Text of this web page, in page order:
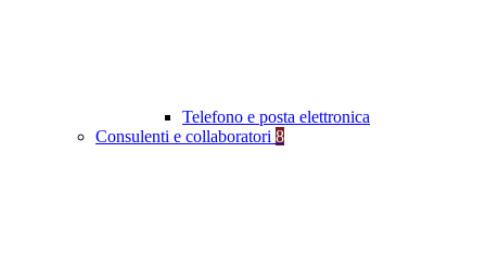
Telefono e posta elettronica
Consulenti e collaboratori 8